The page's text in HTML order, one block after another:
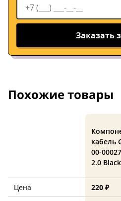
Заказать
Похожие товары
кабель
00-
2.0
Цена 220 ₽